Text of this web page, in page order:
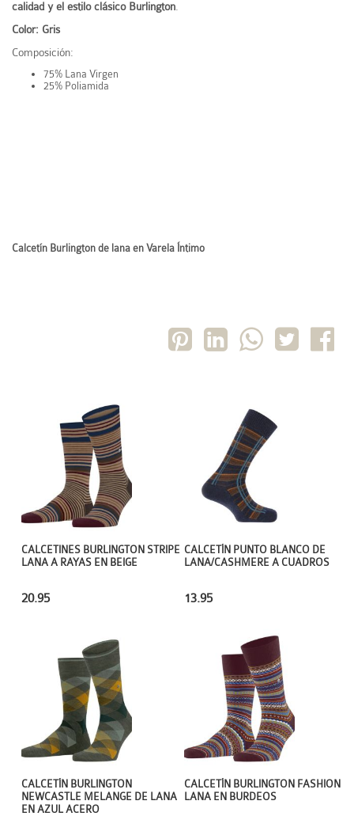
calidad y el estilo clásico Burlington.
Color: Gris
Composición:
75% Lana Virgen
25% Poliamida
Calcetín Burlington de lana en Varela Íntimo
CALCETÍN PUNTO BLANCO DE
LANA/CASHMERE A CUADROS
13.95
CALCETINES BURLINGTON STRIPE
LANA A RAYAS EN BEIGE
20.95
CALCETÍN BURLINGTON FASHION
LANA EN BURDEOS
CALCETÍN BURLINGTON
NEWCASTLE MELANGE DE LANA
EN AZUL ACERO